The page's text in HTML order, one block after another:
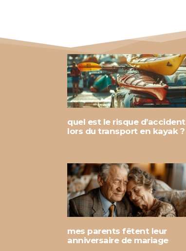
quel est le risque d’accident
lors du transport en kayak ?
mes parents fêtent leur
anniversaire de mariage